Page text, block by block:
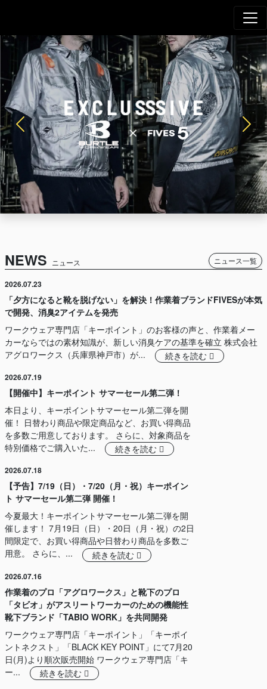
Agro Works｜ア
Previous Next
NEWS ニュース ニュース一覧
2026.07.23
「夕方になると靴を脱げない」を解決！作業着ブランドFIVESが本気
で開発、消臭2アイテムを発売
ワークウェア専門店「キーポイント」のお客様の声と、作業着メー
カーならではの素材知識が、新しい消臭ケアの基準を確立 株式会社
アグロワークス（兵庫県神戸市）が...
続きを読む
2026.07.19
【開催中】キーポイント サマーセール第二弾！
本日より、キーポイントサマーセール第二弾を開
催！ 日替わり商品や限定商品など、お買い得商品
を多数ご用意しております。 さらに、対象商品を
特別価格でご購入いた...
続きを読む
2026.07.18
【予告】7/19（日）・7/20（月・祝）キーポイン
ト サマーセール第二弾 開催！
今夏最大！キーポイントサマーセール第二弾を開
催します！ 7月19日（日）・20日（月・祝）の2日
間限定で、お買い得商品や日替わり商品を多数ご
用意。 さらに、...
続きを読む
2026.07.16
作業着のプロ「アグロワークス」と靴下のプロ
「タビオ」がアスリートワーカーのための機能性
靴下ブランド「TABIO WORK」を共同開発
ワークウェア専門店「キーポイント」「キーポイ
ントネクスト」「BLACK KEY POINT」にて7月20
日(月)より順次販売開始 ワークウェア専門店「キ
ー...
続きを読む